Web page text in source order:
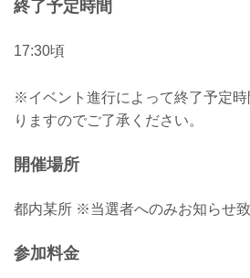
終了予定時間
17:30頃
※イベント進行によって終了予定
りますのでご了承ください。
開催場所
都内某所 ※当選者へのみお知らせ致
参加料金